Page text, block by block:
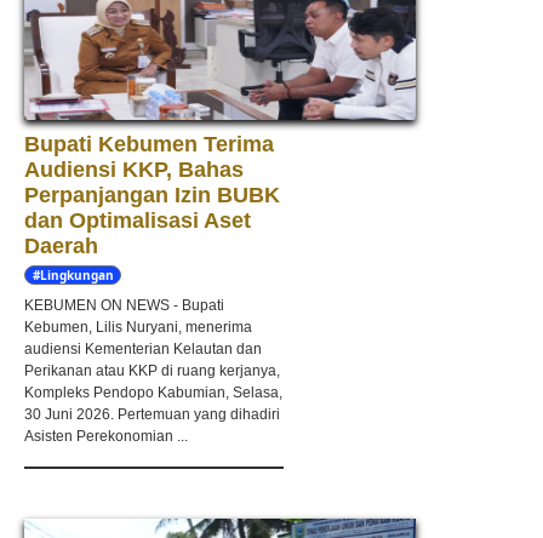
Bupati Kebumen Terima
Audiensi KKP, Bahas
Perpanjangan Izin BUBK
dan Optimalisasi Aset
Daerah
#Lingkungan
KEBUMEN ON NEWS - Bupati
Kebumen, Lilis Nuryani, menerima
audiensi Kementerian Kelautan dan
Perikanan atau KKP di ruang kerjanya,
Kompleks Pendopo Kabumian, Selasa,
30 Juni 2026. Pertemuan yang dihadiri
Asisten Perekonomian ...